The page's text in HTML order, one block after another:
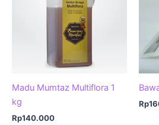
Madu Mumtaz Multiflora 1
kg
Rp140.000
Rp